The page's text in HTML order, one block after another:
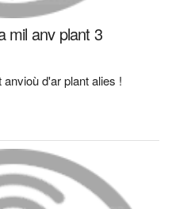
mil anv plant 3
d'ar plant alies !